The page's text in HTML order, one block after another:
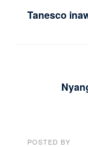
Tanesco
POSTED BY